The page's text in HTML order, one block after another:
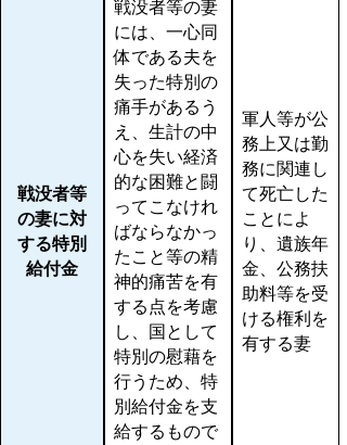
戦没者等
の妻に対
する特別
給付金
戦没者等の妻
には、一心同
体である夫を
失った特別の
痛手があるう
え、生計の中
心を失い経済
的な困難と闘
ってこなけれ
ばならなかっ
たこと等の精
神的痛苦を有
する点を考慮
し、国として
特別の慰藉を
行うため、特
別給付金を支
給するもので
軍人等が公
務上又は勤
務に関連し
て死亡した
ことによ
り、遺族年
金、公務扶
助料等を受
ける権利を
有する妻